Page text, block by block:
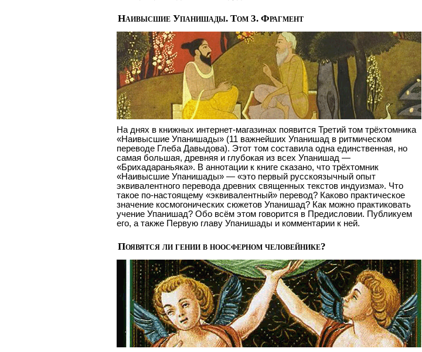
Наивысшие Упанишады. Том 3. Фрагмент
На днях в книжных интернет-магазинах появится Третий том трёхтомника
«Наивысшие Упанишады» (11 важнейших Упанишад в ритмическом
переводе Глеба Давыдова). Этот том составила одна единственная, но
самая большая, древняя и глубокая из всех Упанишад —
«Брихадараньяка». В аннотации к книге сказано, что трёхтомник
«Наивысшие Упанишады» — «это первый русскоязычный опыт
эквивалентного перевода древних священных текстов индуизма». Что
такое по-настоящему «эквивалентный» перевод? Каково практическое
значение космогонических сюжетов Упанишад? Как можно практиковать
учение Упанишад? Обо всём этом говорится в Предисловии. Публикуем
его, а также Первую главу Упанишады и комментарии к ней.
Появятся ли гении в ноосферном человейнике?